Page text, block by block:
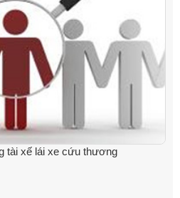
tài xế lái xe cứu thương